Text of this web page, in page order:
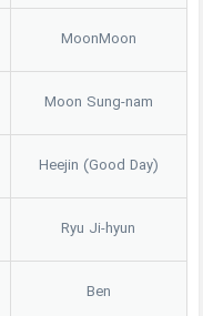
MoonMoon
Moon Sung-nam
Heejin (Good Day)
Ryu Ji-hyun
Ben